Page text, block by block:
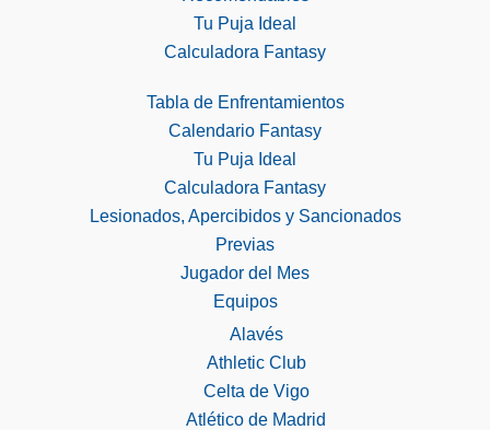
Tu Puja Ideal
Calculadora Fantasy
Tabla de Enfrentamientos
Calendario Fantasy
Tu Puja Ideal
Calculadora Fantasy
Lesionados, Apercibidos y Sancionados
Previas
Jugador del Mes
Equipos
Alavés
Athletic Club
Celta de Vigo
Atlético de Madrid